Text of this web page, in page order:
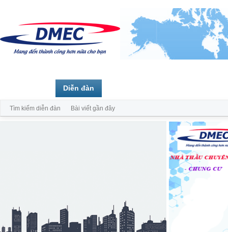
Diễn đàn
Tìm kiếm diễn đàn Bài viết gần đây